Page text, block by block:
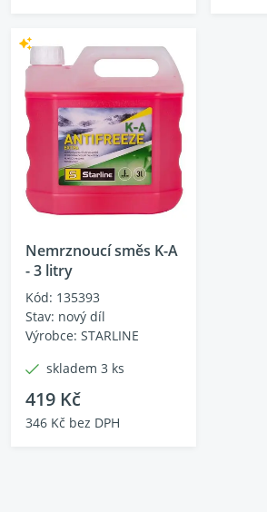
Nemrznoucí směs K-A
- 3 litry
Kód: 135393
Stav: nový díl
Výrobce: STARLINE
skladem 3 ks
419 Kč
346 Kč bez DPH